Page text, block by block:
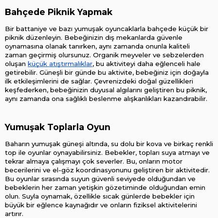
Bahçede Piknik Yapmak
Bir battaniye ve bazı yumuşak oyuncaklarla bahçede küçük bir
piknik düzenleyin. Bebeğinizin dış mekanlarda güvenle
oynamasına olanak tanırken, aynı zamanda onunla kaliteli
zaman geçirmiş olursunuz. Organik meyveler ve sebzelerden
oluşan küçük atıştırmalıklar, bu aktiviteyi daha eğlenceli hale
getirebilir. Güneşli bir günde bu aktivite, bebeğiniz için doğayla
ilk etkileşimlerini de sağlar. Çevrenizdeki doğal güzellikleri
keşfederken, bebeğinizin duyusal algılarını geliştiren bu piknik,
aynı zamanda ona sağlıklı beslenme alışkanlıkları kazandırabilir.
Yumuşak Toplarla Oyun
Baharın yumuşak güneşi altında, su dolu bir kova ve birkaç renkli
top ile oyunlar oynayabilirsiniz. Bebekler, topları suya atmayı ve
tekrar almaya çalışmayı çok severler. Bu, onların motor
becerilerini ve el-göz koordinasyonunu geliştiren bir aktivitedir.
Bu oyunlar sırasında suyun güvenli seviyede olduğundan ve
bebeklerin her zaman yetişkin gözetiminde olduğundan emin
olun. Suyla oynamak, özellikle sıcak günlerde bebekler için
büyük bir eğlence kaynağıdır ve onların fiziksel aktivitelerini
artırır.